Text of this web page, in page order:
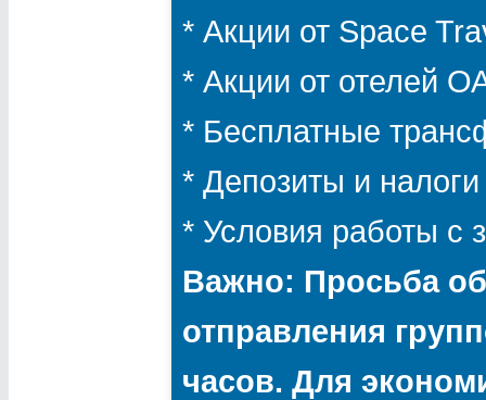
* Акции от Space
* Акции от отелей
* Бесплатные
* Депозиты и
* Условия работы с
Важно: Просьба
отправления
часов. Для